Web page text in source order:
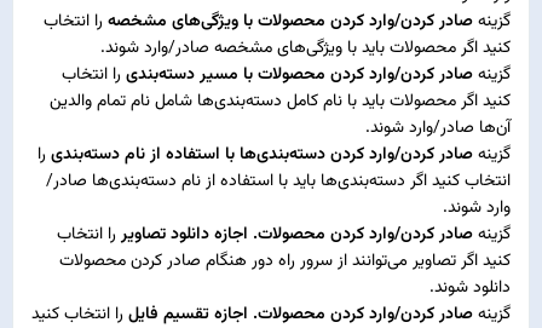
گزینهصادر کردن/وارد کردن محصولات با ویژگی‌های مشخصه را انتخاب
کنید اگر محصولات باید با ویژگی‌های مشخصه صادر/وارد شوند.
گزینهصادر کردن/وارد کردن محصولات با مسیر دسته‌بندی را انتخاب
کنید اگر محصولات باید با نام کامل دسته‌بندی‌ها شامل نام تمام والدین
آن‌ها صادر/وارد شوند.
گزینهصادر کردن/وارد کردن دسته‌بندی‌ها با استفاده از نام دسته‌بندی را
انتخاب کنید اگر دسته‌بندی‌ها باید با استفاده از نام دسته‌بندی‌ها صادر/
وارد شوند.
گزینهصادر کردن/وارد کردن محصولات. اجازه دانلود تصاویررا انتخاب
کنید اگر تصاویر می‌توانند از سرور راه دور هنگام صادر کردن محصولات
دانلود شوند.
گزینهصادر کردن/وارد کردن محصولات. اجازه تقسیم فایل را انتخاب کنید